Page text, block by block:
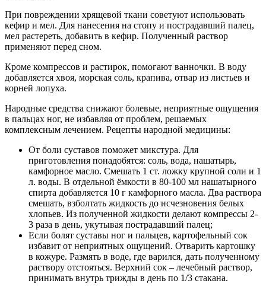
При повреждении хрящевой ткани советуют использовать
кефир и мел. Для нанесения на стопу и пострадавший палец,
мел растереть, добавить в кефир. Полученный раствор
применяют перед сном.
Кроме компрессов и растирок, помогают ванночки. В воду
добавляется хвоя, морская соль, крапива, отвар из листьев и
корней лопуха.
Народные средства снижают болевые, неприятные ощущения
в пальцах ног, не избавляя от проблем, решаемых
комплексным лечением. Рецепты народной медицины:
От боли суставов поможет микстура. Для
приготовления понадобятся: соль, вода, нашатырь,
камфорное масло. Смешать 1 ст. ложку крупной соли и 1
л. воды. В отдельной ёмкости в 80-100 мл нашатырного
спирта добавляется 10 г камфорного масла. Два раствора
смешать, взболтать жидкость до исчезновения белых
хлопьев. Из полученной жидкости делают компрессы 2-
3 раза в день, укутывая пострадавший палец;
Если болят суставы ног и пальцев, картофельный сок
избавит от неприятных ощущений. Отварить картошку
в кожуре. Размять в воде, где варился, дать полученному
раствору отстояться. Верхний сок – лечебный раствор,
принимать внутрь трижды в день по 1/3 стакана.